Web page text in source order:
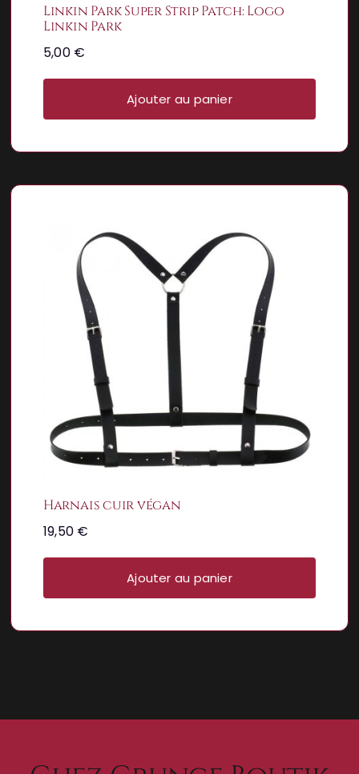
Linkin Park Super Strip Patch: Logo
Linkin Park
5,00 €
Ajouter au panier
Harnais cuir végan
19,50 €
Ajouter au panier